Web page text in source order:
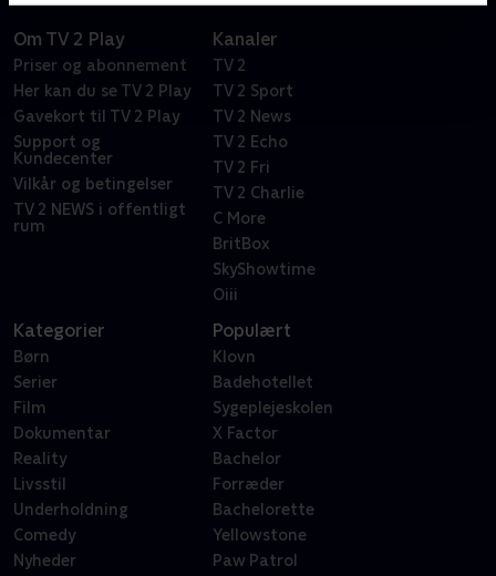
Om TV 2 Play
Priser og abonnement
Her kan du se TV 2 Play
Gavekort til TV 2 Play
Support og
Kundecenter
Vilkår og betingelser
TV 2 NEWS i offentligt
rum
Kanaler
TV 2
TV 2 Sport
TV 2 News
TV 2 Echo
TV 2 Fri
TV 2 Charlie
C More
BritBox
SkyShowtime
Oiii
Kategorier
Børn
Serier
Film
Dokumentar
Reality
Livsstil
Underholdning
Comedy
Nyheder
Populært
Klovn
Badehotellet
Sygeplejeskolen
X Factor
Bachelor
Forræder
Bachelorette
Yellowstone
Paw Patrol